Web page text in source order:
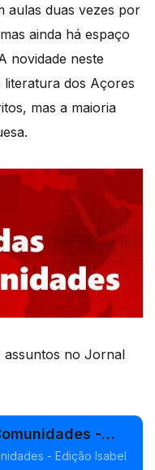
aulas duas vezes por
ainda há espaço
novidade neste
dos Açores
mas a maioria
assuntos no Jornal
-
Gaspar Dias
- Edição Isabel